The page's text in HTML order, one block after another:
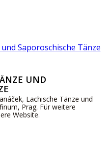
UND
Lachische Tänze und
Prag. Für weitere
Website.